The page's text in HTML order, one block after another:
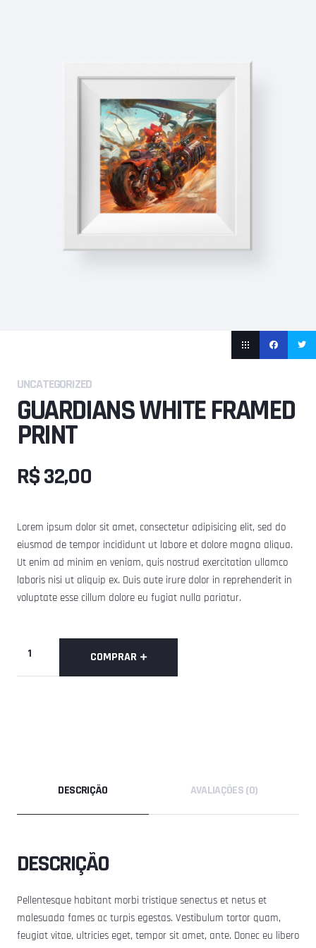
UNCATEGORIZED
GUARDIANS WHITE FRAMED
PRINT
R$32,00
Lorem ipsum dolor sit amet, consectetur adipisicing elit, sed do
eiusmod de tempor incididunt ut labore et dolore magna aliqua.
Ut enim ad minim en veniam, quis nostrud exercitation ullamco
laboris nisi ut aliquip ex. Duis aute irure dolor in reprehenderit in
voluptate esse cillum dolore eu fugiat nulla pariatur.
Guardians
COMPRAR
DESCRIÇÃO AVALIAÇÕES (0)
DESCRIÇÃO
Pellentesque habitant morbi tristique senectus et netus et
malesuada fames ac turpis egestas. Vestibulum tortor quam,
feugiat vitae, ultricies eget, tempor sit amet, ante. Donec eu libero